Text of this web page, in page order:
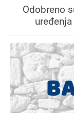
Odobreno